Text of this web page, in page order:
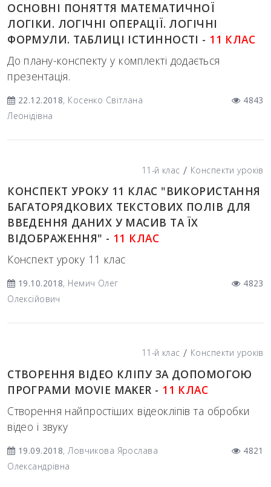
ОСНОВНІ ПОНЯТТЯ МАТЕМАТИЧНОЇ
ЛОГІКИ. ЛОГІЧНІ ОПЕРАЦІЇ. ЛОГІЧНІ
ФОРМУЛИ. ТАБЛИЦІ ІСТИННОСТІ - 11 КЛАС
До плану-конспекту у комплекті додається
презентація.
22.12.2018, Косенко Світлана
Леонідівна
4843
11-й клас / Конспекти уроків
КОНСПЕКТ УРОКУ 11 КЛАС "ВИКОРИСТАННЯ
БАГАТОРЯДКОВИХ ТЕКСТОВИХ ПОЛІВ ДЛЯ
ВВЕДЕННЯ ДАНИХ У МАСИВ ТА ЇХ
ВІДОБРАЖЕННЯ" - 11 КЛАС
Конспект уроку 11 клас
19.10.2018, Немич Олег
Олексійович
4823
11-й клас / Конспекти уроків
СТВОРЕННЯ ВІДЕО КЛІПУ ЗА ДОПОМОГОЮ
ПРОГРАМИ MOVIE MAKER - 11 КЛАС
Cтворення найпростіших відеокліпів та обробки
відео і звуку
19.09.2018, Ловчикова Ярослава
Олександрівна
4821